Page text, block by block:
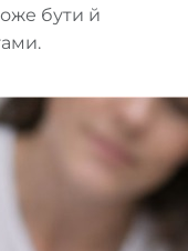
бути й